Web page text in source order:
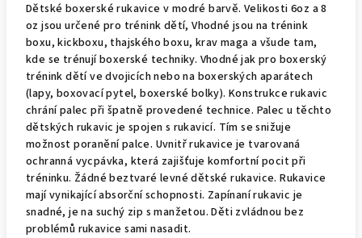
Dětské boxerské rukavice v modré barvě. Velikosti 6oz a 8
oz jsou určené pro trénink dětí, Vhodné jsou na trénink
boxu, kickboxu, thajského boxu, krav maga a všude tam,
kde se trénují boxerské techniky. Vhodné jak pro boxerský
trénink dětí ve dvojicích nebo na boxerských aparátech
(lapy, boxovací pytel, boxerské bolky). Konstrukce rukavic
chrání palec při špatně provedené technice. Palec u těchto
dětských rukavic je spojen s rukavicí. Tím se snižuje
možnost poranění palce. Uvnitř rukavice je tvarovaná
ochranná vycpávka, která zajišťuje komfortní pocit při
tréninku. Žádné beztvaré levné dětské rukavice. Rukavice
mají vynikající absorční schopnosti. Zapínaní rukavic je
snadné, je na suchý zip s manžetou. Děti zvládnou bez
problémů rukavice sami nasadit.